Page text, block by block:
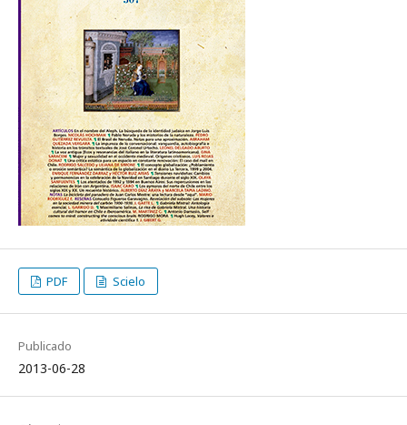
PDF Scielo
Publicado
2013-06-28